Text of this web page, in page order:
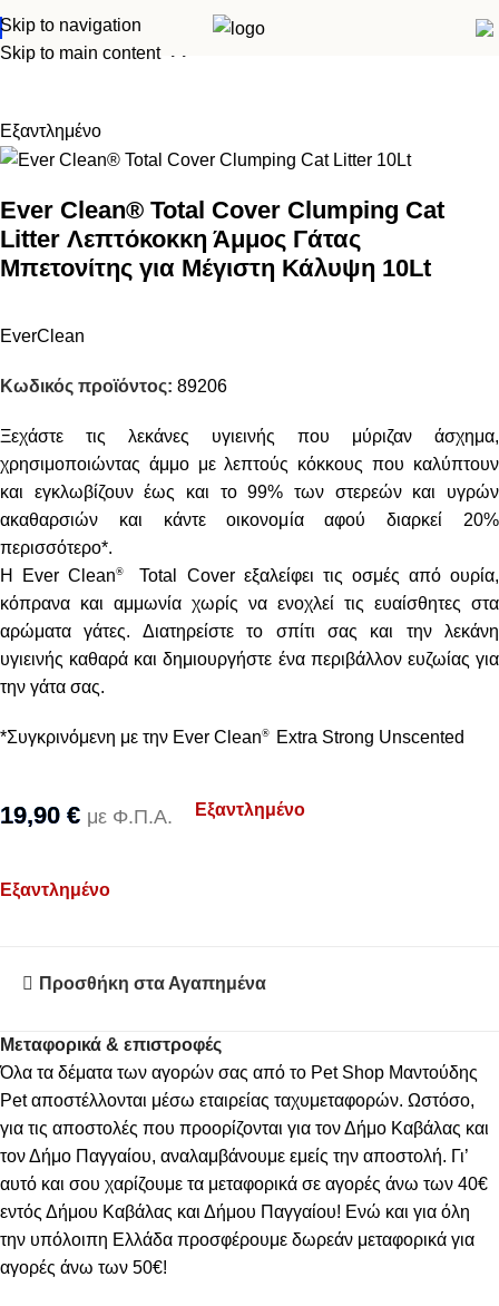
Skip to navigation
Skip to main content
Αρχική σελίδα Γάτα Άμμοι
Εξαντλημένο
Ever Clean® Total Cover Clumping Cat
Litter Λεπτόκοκκη Άμμος Γάτας
Μπετονίτης για Μέγιστη Κάλυψη 10Lt
EverClean
Κωδικός προϊόντος: 89206
Ξεχάστε τις λεκάνες υγιεινής που μύριζαν άσχημα,
χρησιμοποιώντας άμμο με λεπτούς κόκκους που καλύπτουν
και εγκλωβίζουν έως και το 99% των στερεών και υγρών
ακαθαρσιών και κάντε οικονομία αφού διαρκεί 20%
περισσότερο*.
Η Ever Clean®
Total Cover εξαλείφει τις οσμές από ουρία,
κόπρανα και αμμωνία χωρίς να ενοχλεί τις ευαίσθητες στα
αρώματα γάτες. Διατηρείστε το σπίτι σας και την λεκάνη
υγιεινής καθαρά και δημιουργήστε ένα περιβάλλον ευζωίας για
την γάτα σας.
*Συγκρινόμενη με την Ever Clean® Extra Strong Unscented
19,90 € με Φ.Π.Α. Εξαντλημένο
Εξαντλημένο
Προσθήκη στα Αγαπημένα
Μεταφορικά & επιστροφές
Όλα τα δέματα των αγορών σας από το Pet Shop Μαντούδης
Pet αποστέλλονται μέσω εταιρείας ταχυμεταφορών. Ωστόσο,
για τις αποστολές που προορίζονται για τον Δήμο Καβάλας και
τον Δήμο Παγγαίου, αναλαμβάνουμε εμείς την αποστολή. Γι’
αυτό και σου χαρίζουμε τα μεταφορικά σε αγορές άνω των 40€
εντός Δήμου Καβάλας και Δήμου Παγγαίου! Ενώ και για όλη
την υπόλοιπη Ελλάδα προσφέρουμε δωρεάν μεταφορικά για
αγορές άνω των 50€!